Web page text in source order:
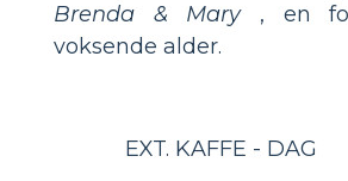
Brenda & Mary, en
voksende alder.
EXT. KAFFE - DAG